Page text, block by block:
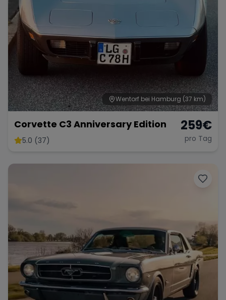
Wentorf bei Hamburg (37 km)
Corvette C3 Anniversary Edition
5.0 (37)
259€
pro Tag